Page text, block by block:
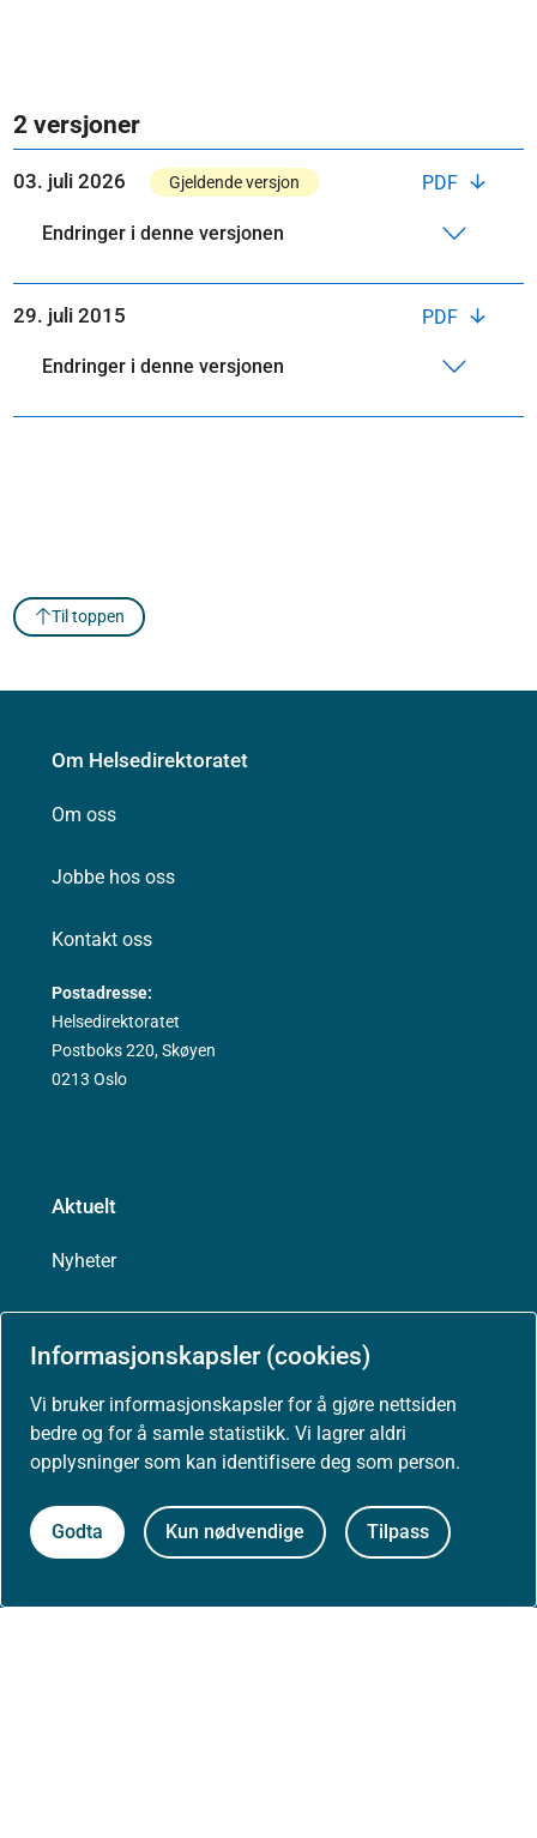
Informasjonskapsler (cookies)
Vi bruker informasjonskapsler for å gjøre nettsiden
bedre og for å samle statistikk. Vi lagrer aldri
opplysninger som kan identifisere deg som person.
Godta Kun nødvendige Tilpass
2 versjoner
PDF
03. juli 2026 Gjeldende versjon
Endringer i denne versjonen
PDF
29. juli 2015
Endringer i denne versjonen
Til toppen
Om Helsedirektoratet
Om oss
Jobbe hos oss
Kontakt oss
Postadresse:
Helsedirektoratet
Postboks 220, Skøyen
0213 Oslo
Aktuelt
Nyheter
Presse